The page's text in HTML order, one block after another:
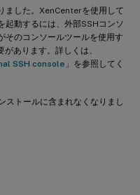
ました。XenCenterを使用して
動するには、外部SSHコンソ
そのコンソールツールを使用す
あります。詳しくは、
SSH console 」を参照してく
トールに含まれなくなりまし